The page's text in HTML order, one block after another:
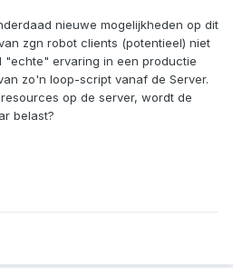
nieuwe mogelijkheden op dit
zgn robot clients (potentieel) niet
"echte" ervaring in een productie
zo'n loop-script vanaf de Server.
op de server, wordt de
belast?